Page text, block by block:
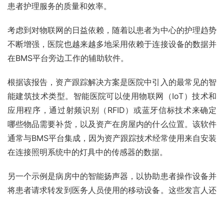
患者护理服务的质量和效率。
考虑到对物联网的日益依赖，随着以患者为中心的护理趋势
不断增强，医院也越来越多地采用依赖于连接设备的数据并
在BMS平台旁边工作的辅助软件。
根据该报告，资产跟踪解决方案是医院中引入的最常见的智
能建筑技术类型。智能医院可以使用物联网（IoT）技术和
应用程序，通过射频识别（RFID）或蓝牙信标技术来确定
哪些物品需要补货，以及资产在房屋内的什么位置。该软件
通常与BMS平台集成，因为资产跟踪技术经常使用来自安装
在连接照明系统中的灯具中的传感器的数据。
另一个示例是病房中的智能扬声器，以协助患者操作设备并
将患者请求转发到医务人员使用的移动设备。这些发言人还